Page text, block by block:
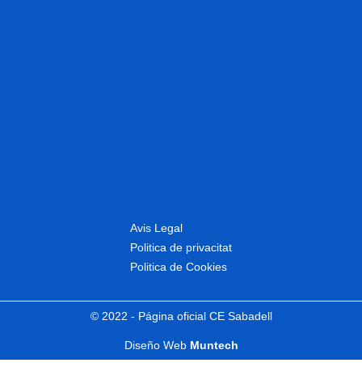
Avis Legal
Politica de privacitat
Politica de Cookies
© 2022 - Página oficial CE Sabadell
Diseño Web Muntech